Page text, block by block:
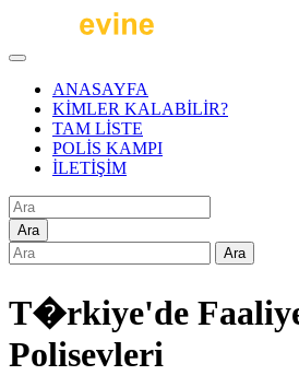
ANASAYFA
KİMLER KALABİLİR?
TAM LİSTE
POLİS KAMPI
İLETİŞİM
Ara
Ara
T�rkiye'de
Polisevleri